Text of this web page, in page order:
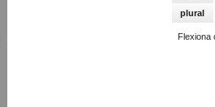
plural
Flexiona